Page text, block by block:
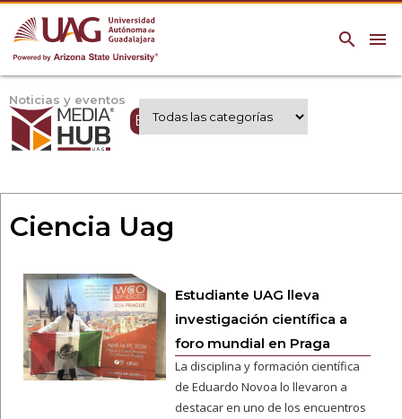
menu
search
Noticias y eventos
Expertos UAG
Ciencia Uag
Estudiante UAG lleva
investigación científica a
foro mundial en Praga
La disciplina y formación científica
de Eduardo Novoa lo llevaron a
destacar en uno de los encuentros